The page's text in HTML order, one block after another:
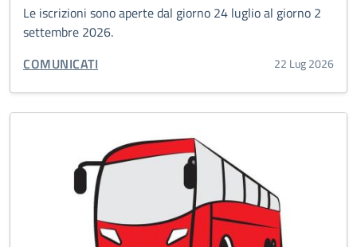
Le iscrizioni sono aperte dal giorno 24 luglio al giorno 2
settembre 2026.
CATEGORIA CORRELATA:
COMUNICATI 22 Lug 2026